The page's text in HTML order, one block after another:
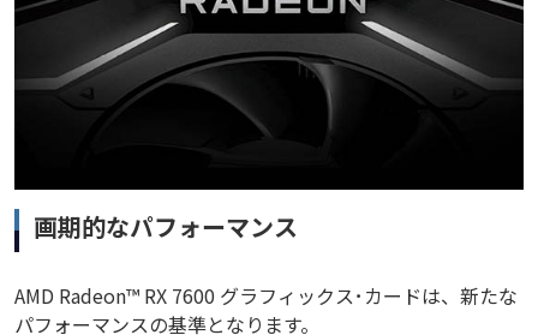
画期的なパフォーマンス
AMD Radeon™ RX 7600 グラフィックス･カードは、新たな
パフォーマンスの基準となります。